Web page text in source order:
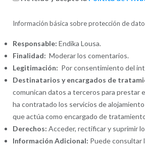
Información básica sobre protección de
Responsable: Endika Lousa.
Finalidad: Moderar los comentarios.
Legitimación: Por consentimiento del
Destinatarios y encargados de
comunican datos a terceros para prestar
ha contratado los servicios de
que actúa como encargado de
Derechos: Acceder, rectificar y suprimir
Información Adicional: Puede consultar